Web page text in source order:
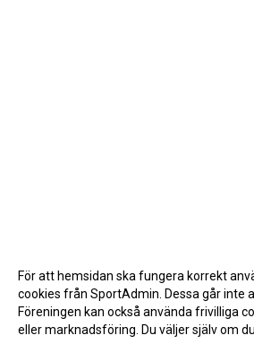
För att hemsidan ska fungera korrekt
cookies från SportAdmin. Dessa går inte
Föreningen kan också använda frivilliga
eller marknadsföring. Du väljer själv om